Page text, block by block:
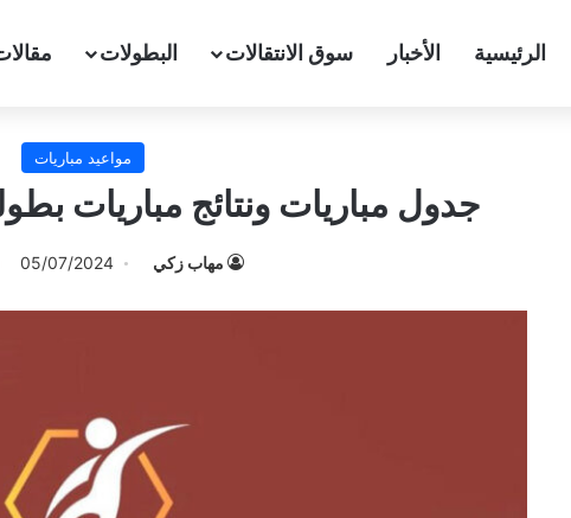
الرئيسية الأخبار سوق الانتقالات البطولات
مواعيد مباريات
جدول مباريات ونتائج مباريات بطولة
مهاب زكي 05/07/2024